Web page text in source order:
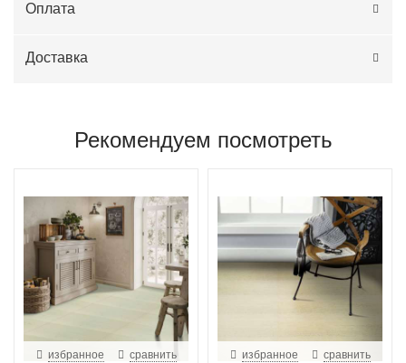
Оплата
Доставка
Рекомендуем посмотреть
избранное сравнить избранное сравнить